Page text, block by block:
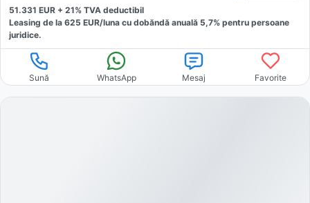
51.331 EUR + 21% TVA deductibil
Leasing de la 625 EUR/luna cu dobăndă anuală 5,7% pentru persoane
juridice.
Sună WhatsApp Mesaj Favorite